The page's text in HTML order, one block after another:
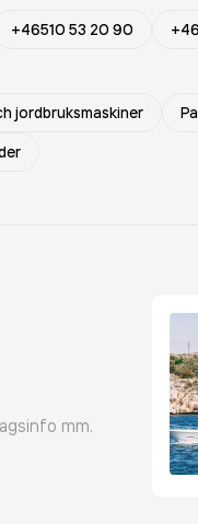
+46510 53 20 90
jordbruksmaskiner
mm.